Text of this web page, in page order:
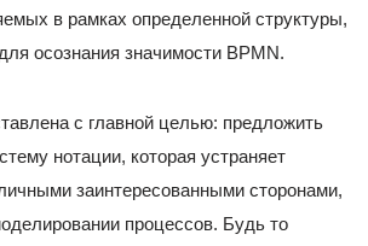
в рамках определенной структуры,
осознания значимости BPMN.
с главной целью: предложить
нотации, которая устраняет
заинтересованными сторонами,
процессов. Будь то